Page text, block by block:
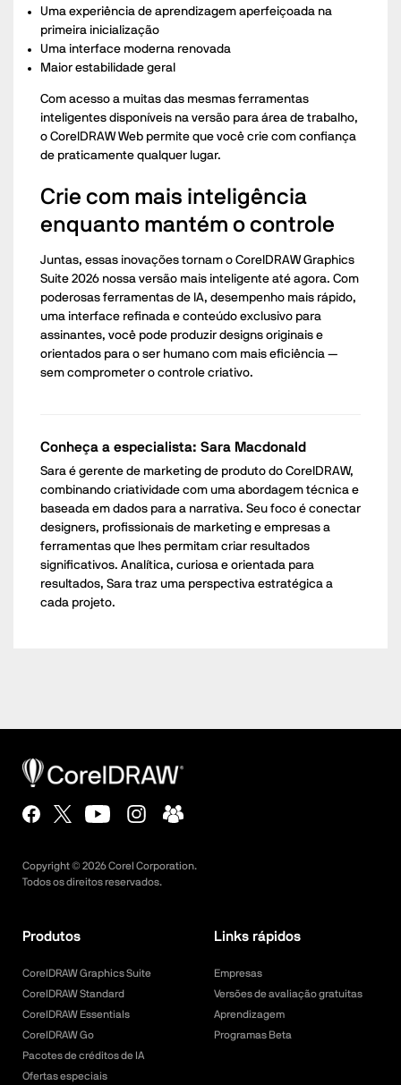
Uma experiência de aprendizagem aperfeiçoada na
primeira inicialização
Uma interface moderna renovada
Maior estabilidade geral
Com acesso a muitas das mesmas ferramentas
inteligentes disponíveis na versão para área de trabalho,
o CorelDRAW Web permite que você crie com confiança
de praticamente qualquer lugar.
Crie com mais inteligência
enquanto mantém o controle
Juntas, essas inovações tornam o CorelDRAW Graphics
Suite 2026 nossa versão mais inteligente até agora. Com
poderosas ferramentas de IA, desempenho mais rápido,
uma interface refinada e conteúdo exclusivo para
assinantes, você pode produzir designs originais e
orientados para o ser humano com mais eficiência —
sem comprometer o controle criativo.
Conheça a especialista: Sara Macdonald
Sara é gerente de marketing de produto do CorelDRAW,
combinando criatividade com uma abordagem técnica e
baseada em dados para a narrativa. Seu foco é conectar
designers, profissionais de marketing e empresas a
ferramentas que lhes permitam criar resultados
significativos. Analítica, curiosa e orientada para
resultados, Sara traz uma perspectiva estratégica a
cada projeto.
Copyright © 2026Corel Corporation.
Todos os direitos reservados.
Produtos
CorelDRAW Graphics Suite
CorelDRAW Standard
CorelDRAW Essentials
CorelDRAW Go
Pacotes de créditos de IA
Ofertas especiais
Links rápidos
Empresas
Versões de avaliação gratuitas
Aprendizagem
Programas Beta